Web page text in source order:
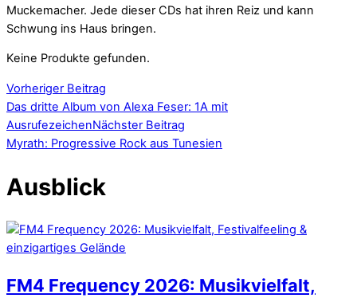
Muckemacher. Jede dieser CDs hat ihren Reiz und kann
Schwung ins Haus bringen.
Keine Produkte gefunden.
Vorheriger Beitrag
Das dritte Album von Alexa Feser: 1A mit
AusrufezeichenNächster Beitrag
Myrath: Progressive Rock aus Tunesien
Ausblick
FM4 Frequency 2026: Musikvielfalt,